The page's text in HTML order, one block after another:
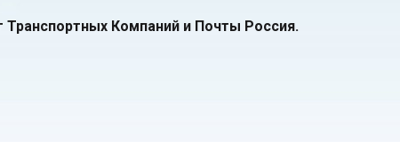
Компаний и Почты Россия.